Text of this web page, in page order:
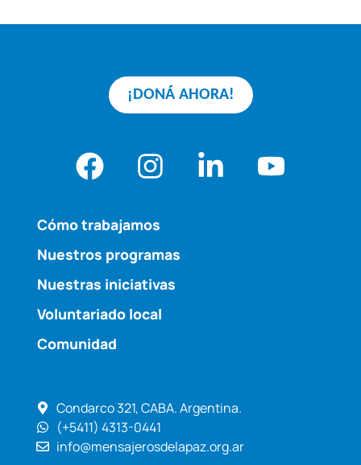
Cómo trabajamos
Nuestros programas
Nuestras iniciativas
Voluntariado local
Comunidad
Condarco 321, CABA. Argentina.
(+5411) 4313-0441
info@mensajerosdelapaz.org.ar
¡DONÁ AHORA!